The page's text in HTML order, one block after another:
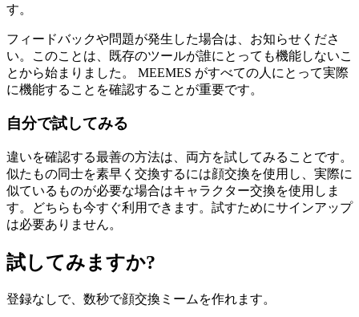
す。
フィードバックや問題が発生した場合は、お知らせくださ
い。このことは、既存のツールが誰にとっても機能しないこ
とから始まりました。 MEEMES がすべての人にとって実際
に機能することを確認することが重要です。
自分で試してみる
違いを確認する最善の方法は、両方を試してみることです。
似たもの同士を素早く交換するには顔交換を使用し、実際に
似ているものが必要な場合はキャラクター交換を使用しま
す。どちらも今すぐ利用できます。試すためにサインアップ
は必要ありません。
試してみますか?
登録なしで、数秒で顔交換ミームを作れます。